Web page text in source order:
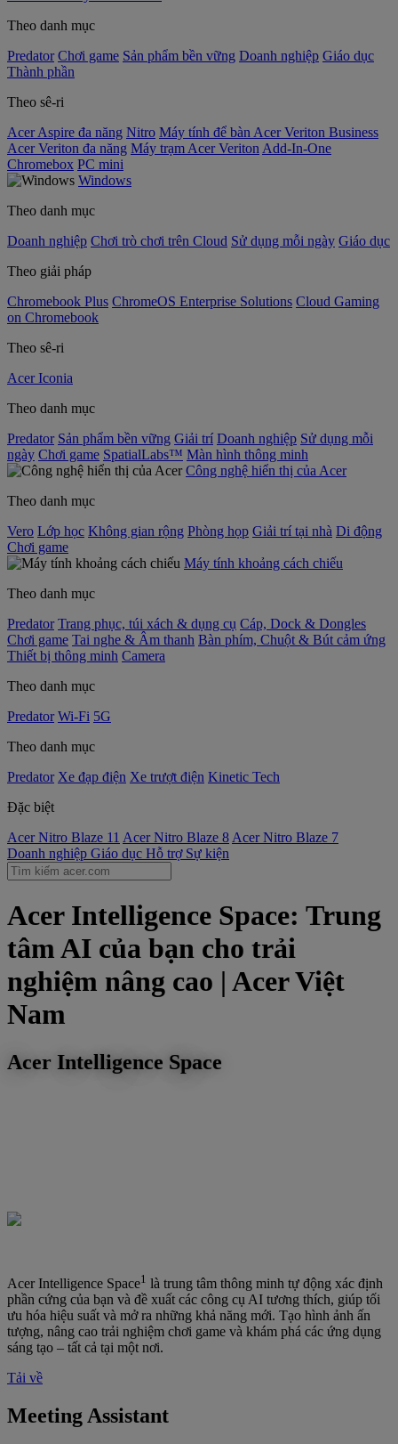
Theo danh mục
Predator Chơi game Sản phẩm bền vững Doanh nghiệp Giáo dục
Thành phần
Theo sê-ri
Acer Aspire đa năng Nitro Máy tính để bàn Acer Veriton Business
Acer Veriton đa năng Máy trạm Acer Veriton Add-In-One
Chromebox PC mini
Windows
Theo danh mục
Doanh nghiệp Chơi trò chơi trên Cloud Sử dụng mỗi ngày Giáo dục
Theo giải pháp
Chromebook Plus ChromeOS Enterprise Solutions Cloud Gaming
on Chromebook
Theo sê-ri
Acer Iconia
Theo danh mục
Predator Sản phẩm bền vững Giải trí Doanh nghiệp Sử dụng mỗi
ngày Chơi game SpatialLabs™ Màn hình thông minh
Công nghệ hiển thị của Acer
Theo danh mục
Vero Lớp học Không gian rộng Phòng họp Giải trí tại nhà Di động
Chơi game
Máy tính khoảng cách chiếu
Theo danh mục
Predator Trang phục, túi xách & dụng cụ Cáp, Dock & Dongles
Chơi game Tai nghe & Âm thanh Bàn phím, Chuột & Bút cảm ứng
Thiết bị thông minh Camera
Theo danh mục
Predator Wi-Fi 5G
Theo danh mục
Predator Xe đạp điện Xe trượt điện Kinetic Tech
Đặc biệt
Acer Nitro Blaze 11 Acer Nitro Blaze 8 Acer Nitro Blaze 7
Doanh nghiệp Giáo dục Hỗ trợ Sự kiện
Acer Intelligence Space: Trung
tâm AI của bạn cho trải
nghiệm nâng cao | Acer Việt
Nam
Acer Intelligence Space
Acer Intelligence Space1 là trung tâm thông minh tự động xác định
phần cứng của bạn và đề xuất các công cụ AI tương thích, giúp tối
ưu hóa hiệu suất và mở ra những khả năng mới. Tạo hình ảnh ấn
tượng, nâng cao trải nghiệm chơi game và khám phá các ứng dụng
sáng tạo – tất cả tại một nơi.
Tải về
Meeting Assistant